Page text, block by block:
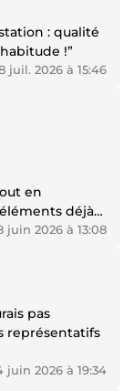
: qualité
!”
juil. 2026 à 15:46
en
déjà
plus lisible
et la
juin 2026 à 13:08
pas
représentatifs
juin 2026 à 19:34